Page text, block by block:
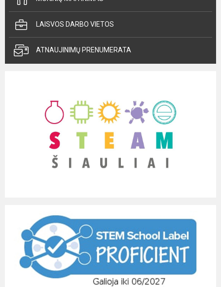
LAISVOS DARBO VIETOS
ATNAUJINIMŲ PRENUMERATA